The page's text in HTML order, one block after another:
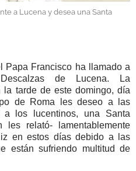
a Lucena y desea una Santa
Papa Francisco ha llamado a
de Lucena. La
tarde de este domingo, día
de Roma les deseo a las
los lucentinos, una Santa
les relató- lamentablemente
en estos días debido a las
están sufriendo multitud de